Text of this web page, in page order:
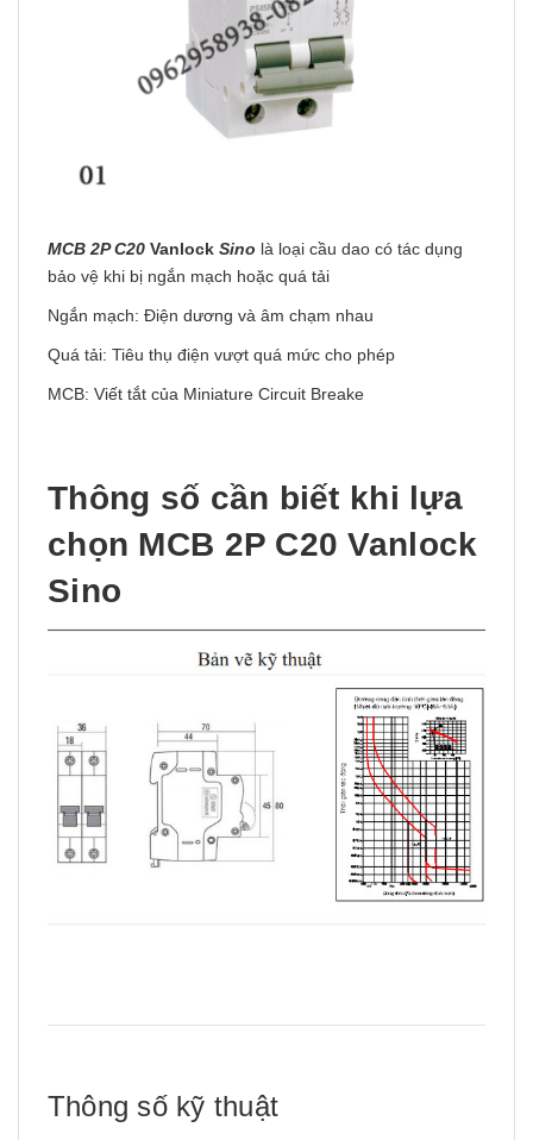
MCB 2P C20 Vanlock Sino là loại cầu dao có tác dụng
bảo vệ khi bị ngắn mạch hoặc quá tải
Ngắn mạch: Điện dương và âm chạm nhau
Quá tải: Tiêu thụ điện vượt quá mức cho phép
MCB: Viết tắt của Miniature Circuit Breake
Thông số cần biết khi lựa
chọn MCB 2P C20 Vanlock
Sino
Thông số kỹ thuật